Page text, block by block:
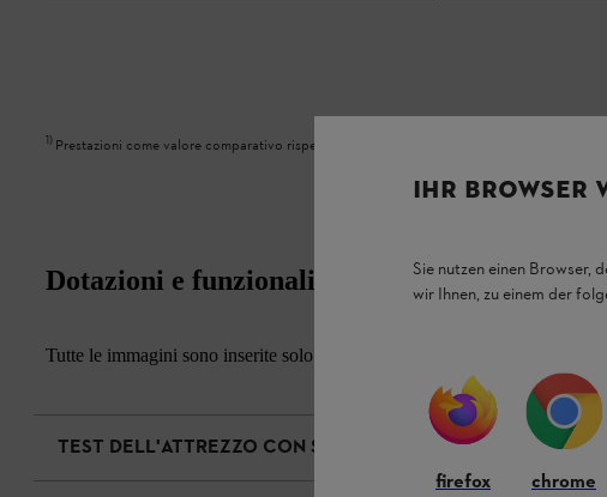
1) Prestazioni come valore comparativo rispetto agli attrezzi con motore a scoppio
Dotazioni e funzionalità
Tutte le immagini sono inserite solo a scopo illustrativo. A parità di
TEST DELL'ATTREZZO CON SMART CONNECTOR
IHR BROWSER
Sie nutzen einen Browser,
wir Ihnen, zu einem der
firefox chrome